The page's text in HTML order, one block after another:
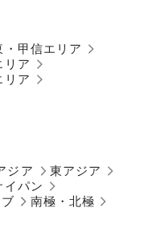
・甲信エリア
リア
リア
ジア
東アジア
イパン
南極・北極